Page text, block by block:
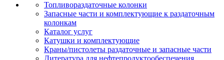
Топливораздаточные колонки
Запасные части и комплектующие к раздаточным
колонкам
Каталог услуг
Катушки и комплектующие
Краны/пистолеты раздаточные и запасные части
Литература для нефтепродуктообеспечения